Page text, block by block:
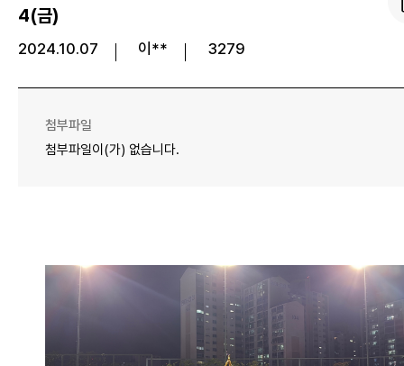
4(금)
2024.10.07 이** 3279
첨부파일
첨부파일이(가) 없습니다.